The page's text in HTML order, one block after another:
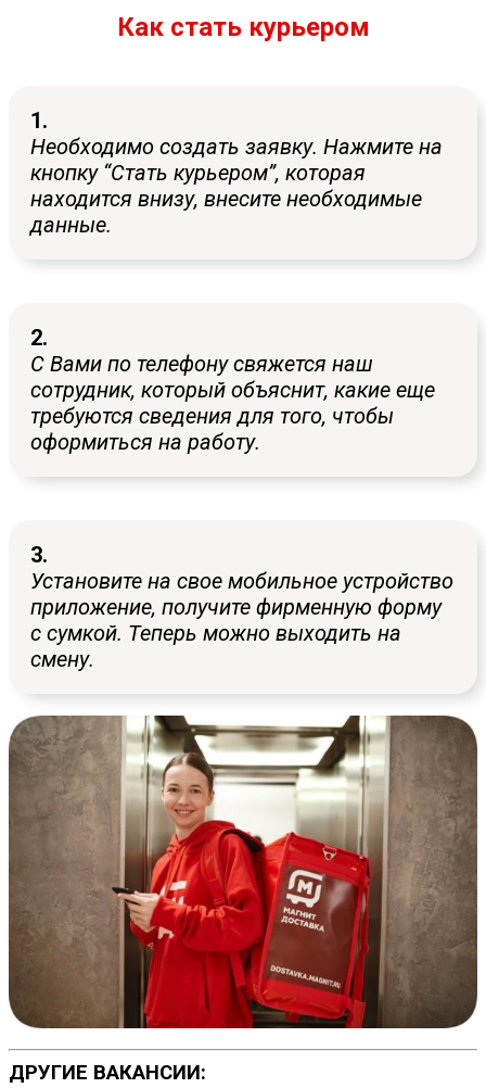
Как стать курьером
1.
Необходимо создать заявку. Нажмите на
кнопку “Стать курьером”, которая
находится внизу, внесите необходимые
данные.
2.
С Вами по телефону свяжется наш
сотрудник, который объяснит, какие еще
требуются сведения для того, чтобы
оформиться на работу.
3.
Установите на свое мобильное устройство
приложение, получите фирменную форму
с сумкой. Теперь можно выходить на
смену.
ДРУГИЕ ВАКАНСИИ: